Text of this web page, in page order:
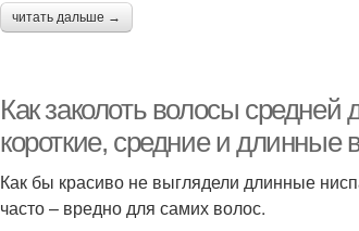
читать дальше →
Как заколоть волосы
короткие, средние и длинные
Как бы красиво не выглядели длинные
часто – вредно для самих волос.